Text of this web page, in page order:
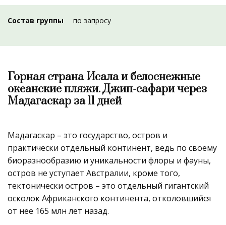
Состав группы по запросу
Горная страна Исала и белоснежные
океанские пляжи. Джип-сафари через
Мадагаскар за 11 дней
Мадагаскар – это государство, остров и
практически отдельный континент, ведь по своему
биоразнообразию и уникальности флоры и фауны,
остров не уступает Австралии, кроме того,
тектонически остров – это отдельный гигантский
осколок Африканского континента, отколовшийся
от нее 165 млн лет назад.